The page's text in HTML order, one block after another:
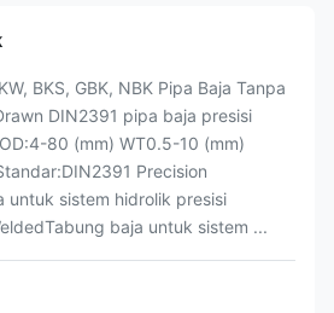
BKS, GBK, NBK Pipa Baja Tanpa
DIN2391 pipa baja presisi
80 (mm) WT0.5-10 (mm)
Precision
untuk sistem hidrolik presisi
baja untuk sistem ...